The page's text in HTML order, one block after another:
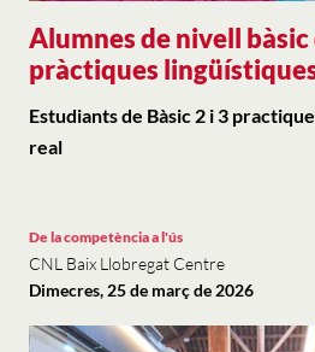
Alumnes de nivell bàsic
pràctiques
Estudiants de Bàsic 2 i 3
real
De la competència a l'ús
CNL Baix Llobregat Centre
Dimecres, 25 de març de 2026